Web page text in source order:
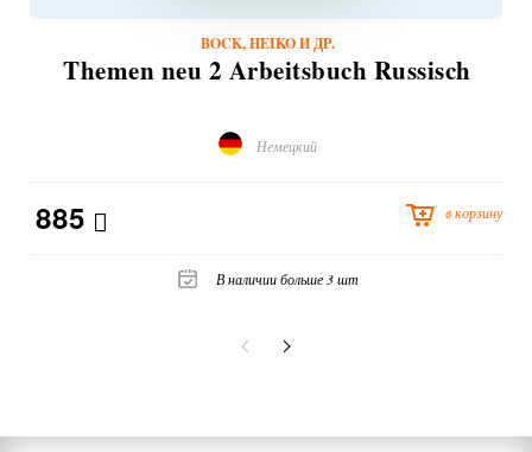
BOCK, HEIKO И ДР.
Themen neu 2 Arbeitsbuch Russisch
Немецкий
885 в корзину
В наличии больше 3 шт